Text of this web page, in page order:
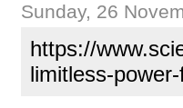
Sunday, 26
https://
limitless-